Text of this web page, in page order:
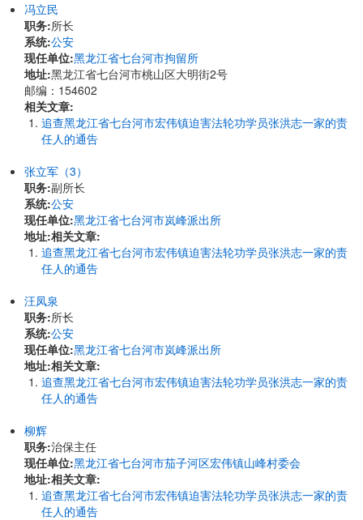
冯立民
职务:所长
系统:公安
现任单位:黑龙江省七台河市拘留所
地址:黑龙江省七台河市桃山区大明街2号
邮编：154602
相关文章:
追查黑龙江省七台河市宏伟镇迫害法轮功学员张洪志一家的责
任人的通告
张立军（3）
职务:副所长
系统:公安
现任单位:黑龙江省七台河市岚峰派出所
地址:相关文章:
追查黑龙江省七台河市宏伟镇迫害法轮功学员张洪志一家的责
任人的通告
汪凤泉
职务:所长
系统:公安
现任单位:黑龙江省七台河市岚峰派出所
地址:相关文章:
追查黑龙江省七台河市宏伟镇迫害法轮功学员张洪志一家的责
任人的通告
柳辉
职务:治保主任
现任单位:黑龙江省七台河市茄子河区宏伟镇山峰村委会
地址:相关文章:
追查黑龙江省七台河市宏伟镇迫害法轮功学员张洪志一家的责
任人的通告